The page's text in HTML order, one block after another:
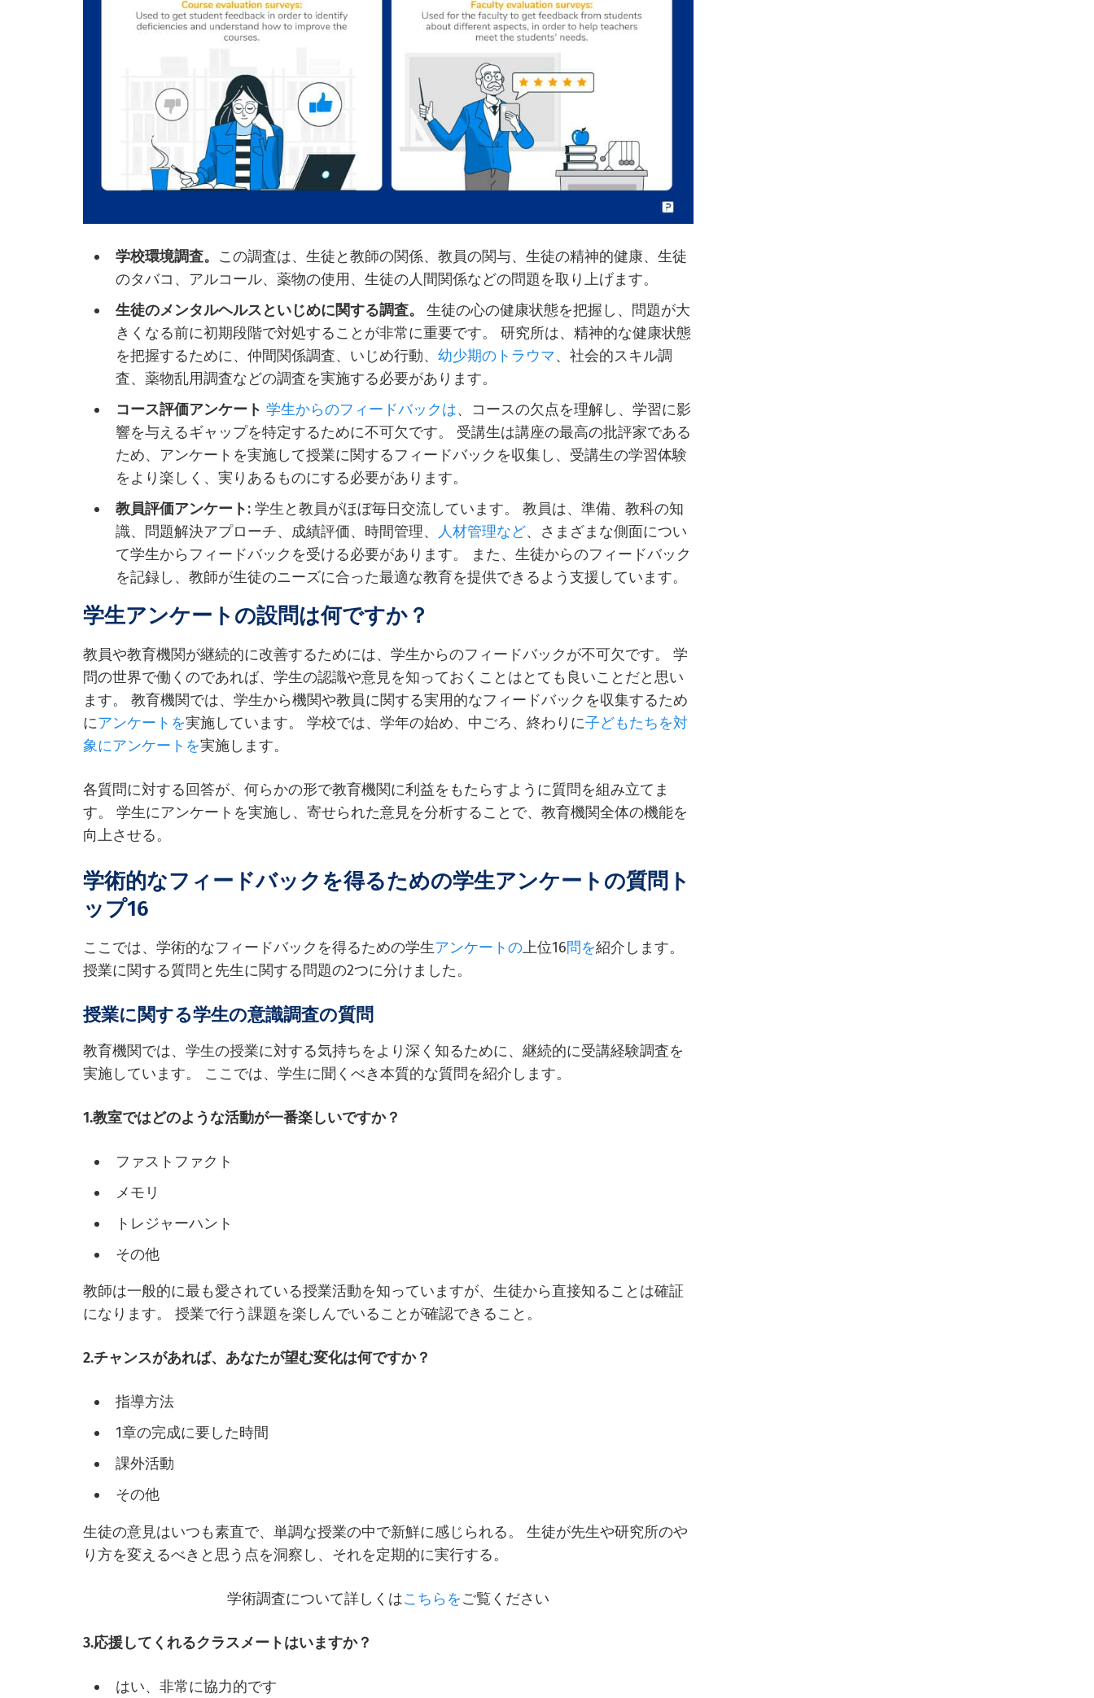
学校環境調査。 この調査は、生徒と教師の関係、教員の関与、生徒の精神的健康、生徒
のタバコ、アルコール、薬物の使用、生徒の人間関係などの問題を取り上げます。
生徒のメンタルヘルスといじめに関する調査。生徒の心の健康状態を把握し、問題が大
きくなる前に初期段階で対処することが非常に重要です。 研究所は、精神的な健康状態
を把握するために、仲間関係調査、いじめ行動、幼少期のトラウマ、社会的スキル調
査、薬物乱用調査などの調査を実施する必要があります。
コース評価アンケート 学生からのフィードバックは、コースの欠点を理解し、学習に影
響を与えるギャップを特定するために不可欠です。 受講生は講座の最高の批評家である
ため、アンケートを実施して授業に関するフィードバックを収集し、受講生の学習体験
をより楽しく、実りあるものにする必要があります。
教員評価アンケート:学生と教員がほぼ毎日交流しています。 教員は、準備、教科の知
識、問題解決アプローチ、成績評価、時間管理、
人材管理など、さまざまな側面につい
て学生からフィードバックを受ける必要があります。 また、生徒からのフィードバック
を記録し、教師が生徒のニーズに合った最適な教育を提供できるよう支援しています。
学生アンケートの設問は何ですか？
教員や教育機関が継続的に改善するためには、学生からのフィードバックが不可欠です。 学
問の世界で働くのであれば、学生の認識や意見を知っておくことはとても良いことだと思い
ます。 教育機関では、学生から機関や教員に関する実用的なフィードバックを収集するため
にアンケートを実施しています。 学校では、学年の始め、中ごろ、終わりに子どもたちを対
象にアンケートを実施します。
各質問に対する回答が、何らかの形で教育機関に利益をもたらすように質問を組み立てま
す。 学生にアンケートを実施し、寄せられた意見を分析することで、教育機関全体の機能を
向上させる。
学術的なフィードバックを得るための学生アンケートの質問ト
ップ16
ここでは、学術的なフィードバックを得るための学生アンケートの上位16問を紹介します。
授業に関する質問と先生に関する問題の2つに分けました。
授業に関する学生の意識調査の質問
教育機関では、学生の授業に対する気持ちをより深く知るために、継続的に受講経験調査を
実施しています。 ここでは、学生に聞くべき本質的な質問を紹介します。
1.教室ではどのような活動が一番楽しいですか？
ファストファクト
メモリ
トレジャーハント
その他
教師は一般的に最も愛されている授業活動を知っていますが、生徒から直接知ることは確証
になります。 授業で行う課題を楽しんでいることが確認できること。
2.チャンスがあれば、あなたが望む変化は何ですか？
指導方法
1章の完成に要した時間
課外活動
その他
生徒の意見はいつも素直で、単調な授業の中で新鮮に感じられる。 生徒が先生や研究所のや
り方を変えるべきと思う点を洞察し、それを定期的に実行する。
学術調査について詳しくはこちらをご覧ください
3.応援してくれるクラスメートはいますか？
はい、非常に協力的です